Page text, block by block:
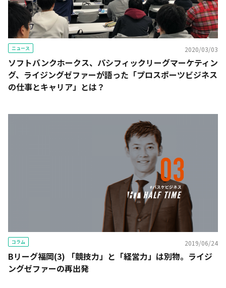
ニュース 2020/03/03
ソフトバンクホークス、パシフィックリーグマーケティン
グ、ライジングゼファーが語った「プロスポーツビジネス
の仕事とキャリア」とは？
コラム 2019/06/24
Bリーグ福岡(3) 「競技力」と「経営力」は別物。ライジ
ングゼファーの再出発